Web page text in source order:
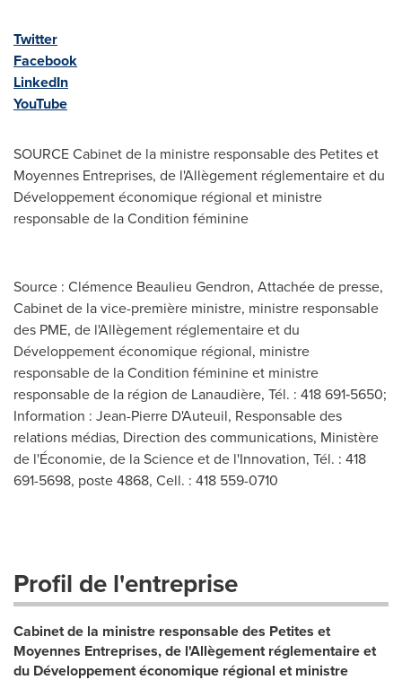
Twitter
Facebook
LinkedIn
YouTube
SOURCE Cabinet de la ministre responsable des Petites et
Moyennes Entreprises, de l'Allègement réglementaire et du
Développement économique régional et ministre
responsable de la Condition féminine
Source : Clémence Beaulieu Gendron, Attachée de presse,
Cabinet de la vice-première ministre, ministre responsable
des PME, de l'Allègement réglementaire et du
Développement économique régional, ministre
responsable de la Condition féminine et ministre
responsable de la région de Lanaudière, Tél. : 418 691‑5650;
Information : Jean-Pierre D'Auteuil, Responsable des
relations médias, Direction des communications, Ministère
de l'Économie, de la Science et de l'Innovation, Tél. : 418
691-5698, poste 4868, Cell. : 418 559-0710
Profil de l'entreprise
Cabinet de la ministre responsable des Petites et
Moyennes Entreprises, de l'Allègement réglementaire et
du Développement économique régional et ministre